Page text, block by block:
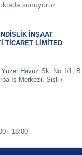
sunuyoruz.
İNŞAAT
TİCARET LİMİTED
Havuz Sk. No:1/1, B
İş Merkezi, Şişli /
- 18:00